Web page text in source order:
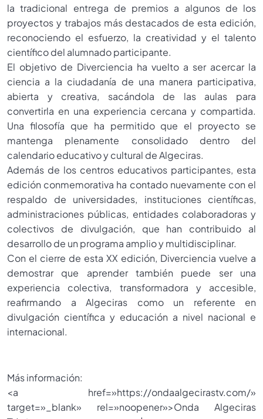
la tradicional entrega de premios a algunos de los
proyectos y trabajos más destacados de esta edición,
reconociendo el esfuerzo, la creatividad y el talento
científico del alumnado participante.
El objetivo de Diverciencia ha vuelto a ser acercar la
ciencia a la ciudadanía de una manera participativa,
abierta y creativa, sacándola de las aulas para
convertirla en una experiencia cercana y compartida.
Una filosofía que ha permitido que el proyecto se
mantenga plenamente consolidado dentro del
calendario educativo y cultural de Algeciras.
Además de los centros educativos participantes, esta
edición conmemorativa ha contado nuevamente con el
respaldo de universidades, instituciones científicas,
administraciones públicas, entidades colaboradoras y
colectivos de divulgación, que han contribuido al
desarrollo de un programa amplio y multidisciplinar.
Con el cierre de esta XX edición, Diverciencia vuelve a
demostrar que aprender también puede ser una
experiencia colectiva, transformadora y accesible,
reafirmando a Algeciras como un referente en
divulgación científica y educación a nivel nacional e
internacional.
Más información:
<a href=»https://ondaalgecirastv.com/»
target=»_blank» rel=»noopener»>Onda Algeciras